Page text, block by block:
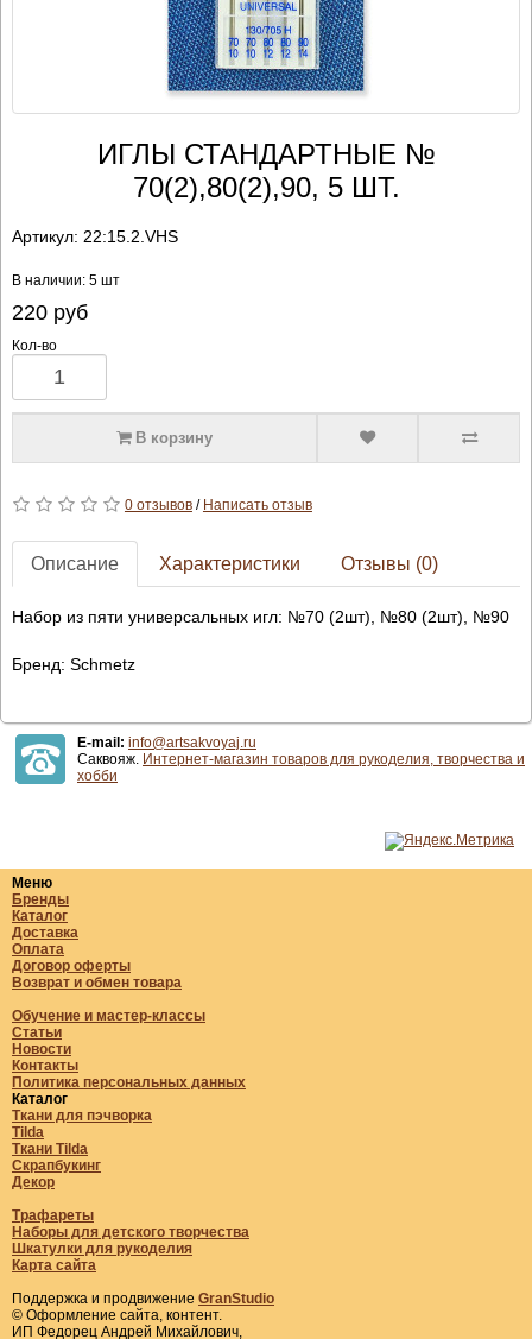
ИГЛЫ СТАНДАРТНЫЕ №
70(2),80(2),90, 5 ШТ.
Артикул: 22:15.2.VHS
В наличии: 5 шт
220руб
Кол-во
В корзину
0 отзывов/ Написать отзыв
Описание Характеристики Отзывы (0)
Набор из пяти универсальных игл: №70 (2шт), №80 (2шт), №90
Бренд: Schmetz
E-mail: info@artsakvoyaj.ru
Саквояж. Интернет-магазин товаров для рукоделия, творчества и
хобби
Меню
Бренды
Каталог
Доставка
Оплата
Договор оферты
Возврат и обмен товара
Обучение и мастер-классы
Статьи
Новости
Контакты
Политика персональных данных
Каталог
Ткани для пэчворка
Tilda
Ткани Tilda
Скрапбукинг
Декор
Трафареты
Наборы для детского творчества
Шкатулки для рукоделия
Карта сайта
Поддержка и продвижение GranStudio
© Оформление сайта, контент.
ИП Федорец Андрей Михайлович,